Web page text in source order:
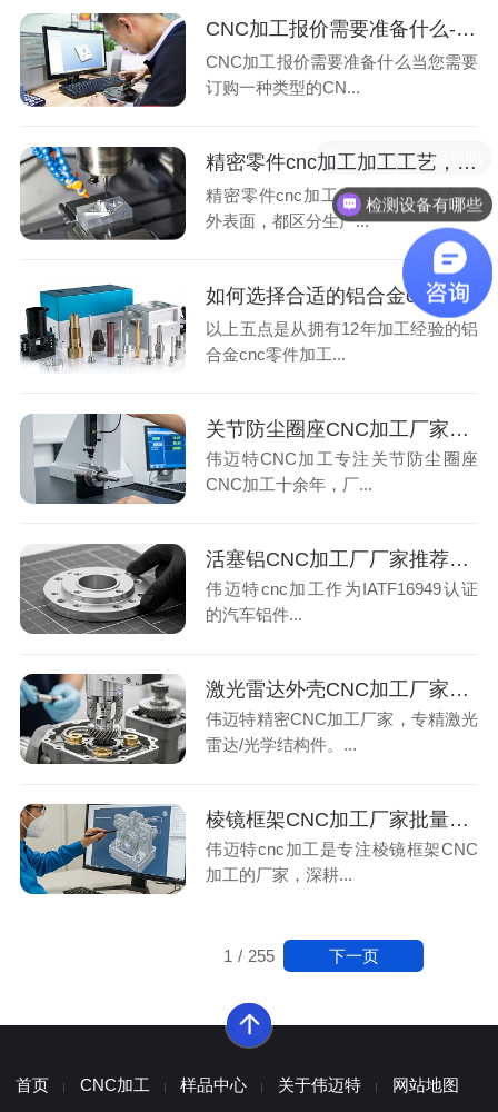
CNC加工报价需要准备什么-深圳伟迈特
CNC加工报价需要准备什么当您需要
订购一种类型的CN...
精密零件cnc加工加工工艺，您了解多少？
精密零件cnc加工产品质量标准高的
外表面，都区分生产...
如何选择合适的铝合金cnc加工厂家？
以上五点是从拥有12年加工经验的铝
合金cnc零件加工...
关节防尘圈座CNC加工厂家如何保证批量精度？看检测流程与产能方案
伟迈特CNC加工专注关节防尘圈座
CNC加工十余年，厂...
活塞铝CNC加工厂厂家推荐：5项指标锁定高一致性活塞零件批量交付方案
伟迈特cnc加工作为IATF16949认证
的汽车铝件...
激光雷达外壳CNC加工厂家案例：批量检测精度一致5项指标达标
伟迈特精密CNC加工厂家，专精激光
雷达/光学结构件。...
棱镜框架CNC加工厂家批量精度判定：看检测流程与设备配置实例5项指标
伟迈特cnc加工是专注棱镜框架CNC
加工的厂家，深耕...
1 / 255 下一页
首页 CNC加工 样品中心 关于伟迈特 网站地图
有品质控制流程吗
检测设备有哪些